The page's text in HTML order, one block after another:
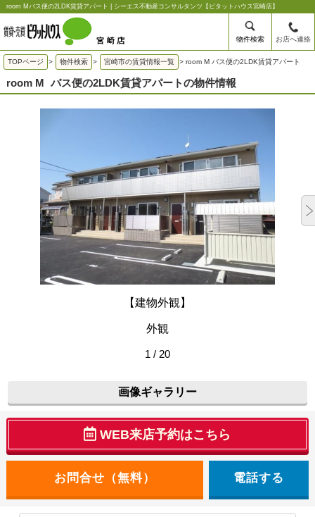
room Mバス便の2LDK賃貸アパート | シーエス不動産コンサルタンツ【ピタットハウス宮崎店】
物件検索 お店へ連絡
TOPページ > 物件検索 > 宮崎市の賃貸情報一覧 > room M バス便の2LDK賃貸アパート
room M バス便の2LDK賃貸アパートの物件情報
【建物外観】
外観
1 / 20
画像ギャラリー
WEB来店予約はこちら
電話する